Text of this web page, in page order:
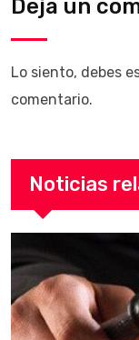
Deja un
Lo siento, debes
comentario.
Noticias